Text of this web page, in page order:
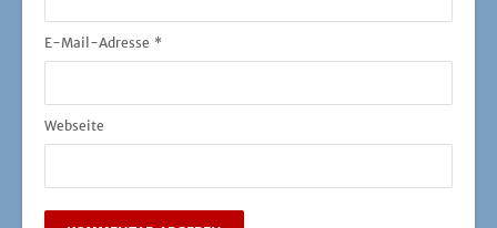
E-Mail-Adresse *
Webseite